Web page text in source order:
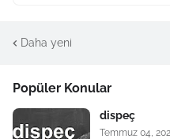
Daha yeni
Popüler Konular
dispeç
Temmuz 04,